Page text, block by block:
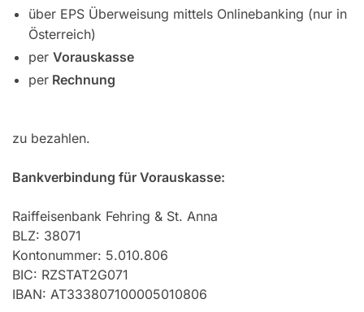
über EPS Überweisung mittels Onlinebanking (nur in
Österreich)
per Vorauskasse
per Rechnung
zu bezahlen.
Bankverbindung für Vorauskasse:
Raiffeisenbank Fehring & St. Anna
BLZ: 38071
Kontonummer: 5.010.806
BIC: RZSTAT2G071
IBAN: AT333807100005010806